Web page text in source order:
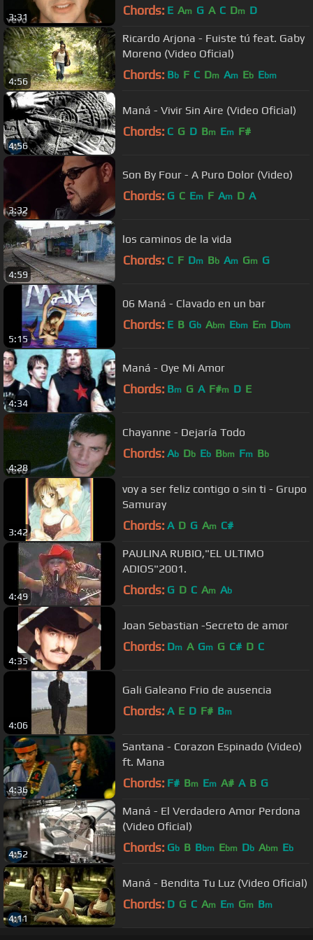
3:31 Chords: E Am G A C Dm D
4:56
Ricardo Arjona - Fuiste tú feat. Gaby
Moreno (Video Oficial)
Chords: Bb F C Dm Am Eb Ebm
4:56
Maná - Vivir Sin Aire (Video Oficial)
Chords: C G D Bm Em F#
3:32
Son By Four - A Puro Dolor (Video)
Chords: G C Em F Am D A
4:59
los caminos de la vida
Chords: C F Dm Bb Am Gm G
5:15
06 Maná - Clavado en un bar
Chords: E B Gb Abm Ebm Em Dbm
4:34
Maná - Oye Mi Amor
Chords: Bm G A F#m D E
4:28
Chayanne - Dejaría Todo
Chords: Ab Db Eb Bbm Fm Bb
3:42
voy a ser feliz contigo o sin ti - Grupo
Samuray
Chords: A D G Am C#
4:49
PAULINA RUBIO,"EL ULTIMO
ADIOS"2001.
Chords: G D C Am Ab
4:35
Joan Sebastian -Secreto de amor
Chords: Dm A Gm G C# D C
4:06
Gali Galeano Frio de ausencia
Chords: A E D F# Bm
4:36
Santana - Corazon Espinado (Video)
ft. Mana
Chords: F# Bm Em A# A B G
4:52
Maná - El Verdadero Amor Perdona
(Video Oficial)
Chords: Gb B Bbm Ebm Db Abm Eb
4:11
Maná - Bendita Tu Luz (Video Oficial)
Chords: D G C Am Em Gm Bm